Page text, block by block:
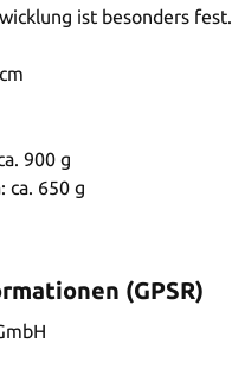
ist besonders fest.
900 g
ca. 650 g
(GPSR)